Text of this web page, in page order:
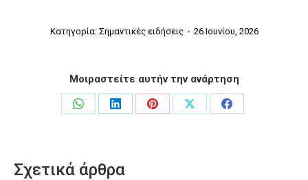
Κατηγορία: Σημαντικές ειδήσεις 26 Ιουνίου, 2026
Μοιραστείτε αυτήν την ανάρτηση
Share
Share
Share
Share
Share
Σχετικά άρθρα